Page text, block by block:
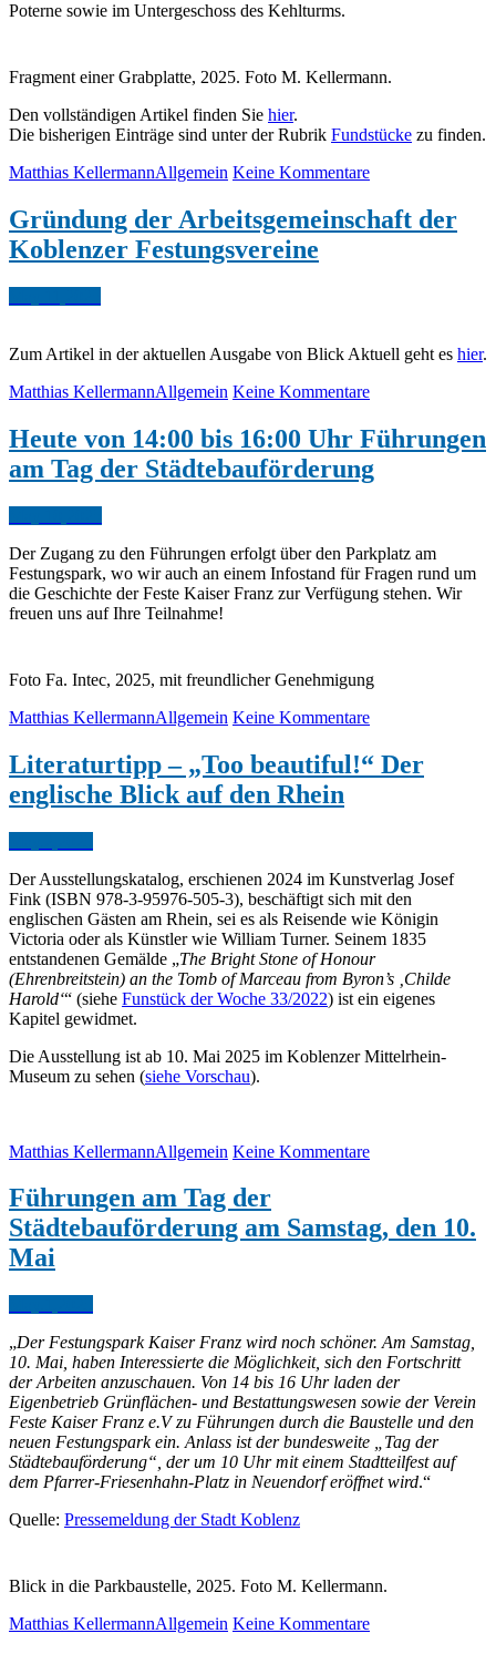
Poterne sowie im Untergeschoss des Kehlturms.
Fragment einer Grabplatte, 2025. Foto M. Kellermann.
Den vollständigen Artikel finden Sie hier.
Die bisherigen Einträge sind unter der Rubrik Fundstücke zu finden.
Matthias KellermannAllgemein Keine Kommentare
Gründung der Arbeitsgemeinschaft der
Koblenzer Festungsvereine
Zum Artikel in der aktuellen Ausgabe von Blick Aktuell geht es hier.
Matthias KellermannAllgemein Keine Kommentare
Heute von 14:00 bis 16:00 Uhr Führungen
am Tag der Städtebauförderung
Der Zugang zu den Führungen erfolgt über den Parkplatz am
Festungspark, wo wir auch an einem Infostand für Fragen rund um
die Geschichte der Feste Kaiser Franz zur Verfügung stehen. Wir
freuen uns auf Ihre Teilnahme!
Foto Fa. Intec, 2025, mit freundlicher Genehmigung
Matthias KellermannAllgemein Keine Kommentare
Literaturtipp – „Too beautiful!“ Der
englische Blick auf den Rhein
Der Ausstellungskatalog, erschienen 2024 im Kunstverlag Josef
Fink (ISBN 978-3-95976-505-3), beschäftigt sich mit den
englischen Gästen am Rhein, sei es als Reisende wie Königin
Victoria oder als Künstler wie William Turner. Seinem 1835
entstandenen Gemälde „The Bright Stone of Honour
(Ehrenbreitstein) an the Tomb of Marceau from Byron’s ‚Childe
Harold‘“ (siehe Funstück der Woche 33/2022) ist ein eigenes
Kapitel gewidmet.
Die Ausstellung ist ab 10. Mai 2025 im Koblenzer Mittelrhein-
Museum zu sehen (siehe Vorschau).
Matthias KellermannAllgemein Keine Kommentare
Führungen am Tag der
Städtebauförderung am Samstag, den 10.
Mai
„Der Festungspark Kaiser Franz wird noch schöner. Am Samstag,
10. Mai, haben Interessierte die Möglichkeit, sich den Fortschritt
der Arbeiten anzuschauen. Von 14 bis 16 Uhr laden der
Eigenbetrieb Grünflächen- und Bestattungswesen sowie der Verein
Feste Kaiser Franz e.V zu Führungen durch die Baustelle und den
neuen Festungspark ein. Anlass ist der bundesweite „Tag der
Städtebauförderung“, der um 10 Uhr mit einem Stadtteilfest auf
dem Pfarrer-Friesenhahn-Platz in Neuendorf eröffnet wird.“
Quelle: Pressemeldung der Stadt Koblenz
Blick in die Parkbaustelle, 2025. Foto M. Kellermann.
Matthias KellermannAllgemein Keine Kommentare